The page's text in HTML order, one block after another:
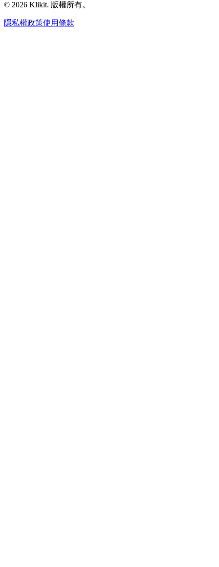
© 2026 Klikit. 版權所有。
隱私權政策使用條款